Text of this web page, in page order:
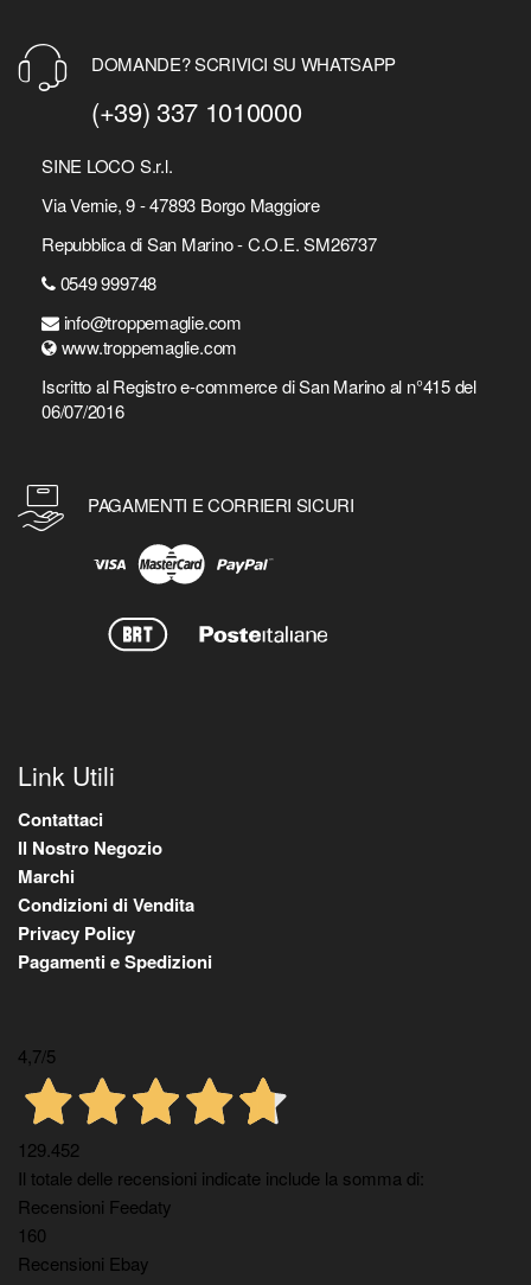
DOMANDE? SCRIVICI SU WHATSAPP
(+39) 337 1010000
SINE LOCO S.r.l.
Via Vernie, 9 - 47893 Borgo Maggiore
Repubblica di San Marino - C.O.E. SM26737
0549 999748
info@troppemaglie.com
www.troppemaglie.com
Iscritto al Registro e-commerce di San Marino al n°415 del
06/07/2016
PAGAMENTI E CORRIERI SICURI
Link Utili
Contattaci
Il Nostro Negozio
Marchi
Condizioni di Vendita
Privacy Policy
Pagamenti e Spedizioni
4,7/5
129.452
Il totale delle recensioni indicate include la somma di:
Recensioni Feedaty
160
Recensioni Ebay